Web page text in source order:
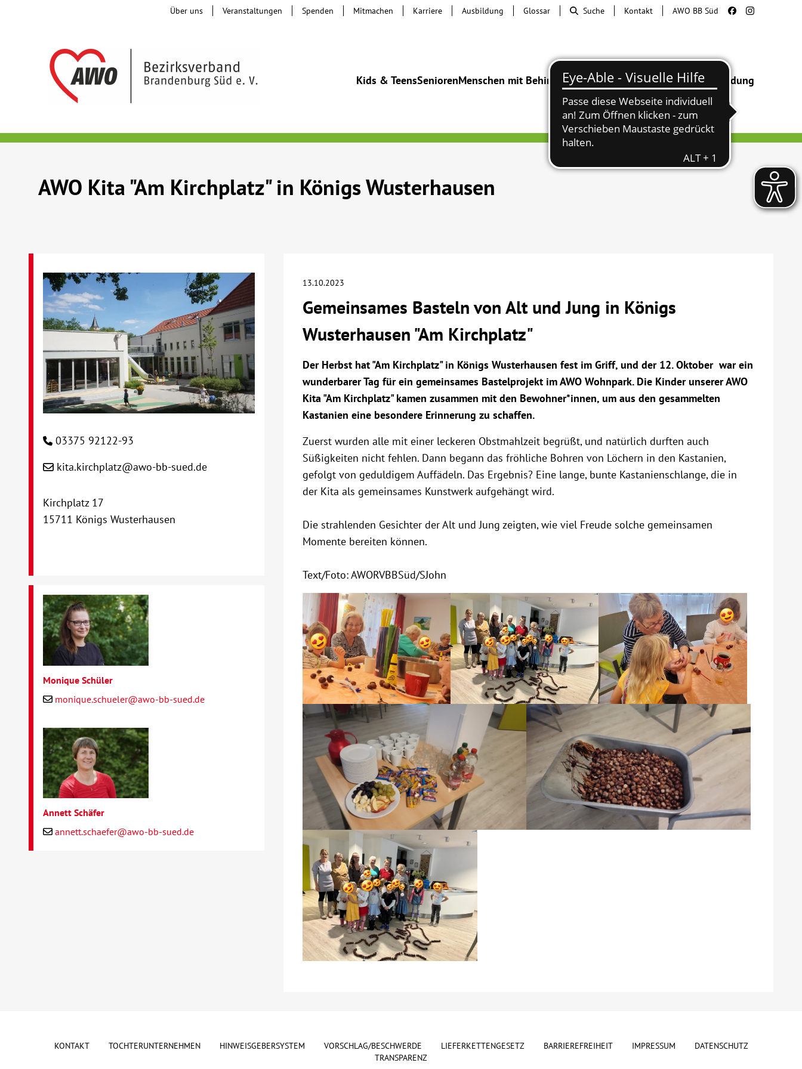
Kids & TeensSeniorenMenschen mit BehinderungBeratung & HilfeBegegnung Bildung
Über uns Veranstaltungen Spenden Mitmachen Karriere Ausbildung Glossar Suche Kontakt AWO BB Süd
AWO Kita "Am Kirchplatz" in Königs Wusterhausen
13.10.2023
Gemeinsames Basteln von Alt und Jung in Königs
Wusterhausen "Am Kirchplatz"
Der Herbst hat "Am Kirchplatz" in Königs Wusterhausen fest im Griff, und der 12. Oktober war ein
wunderbarer Tag für ein gemeinsames Bastelprojekt im AWO Wohnpark. Die Kinder unserer AWO
Kita "Am Kirchplatz" kamen zusammen mit den Bewohner*innen, um aus den gesammelten
Kastanien eine besondere Erinnerung zu schaffen.
Zuerst wurden alle mit einer leckeren Obstmahlzeit begrüßt, und natürlich durften auch
Süßigkeiten nicht fehlen. Dann begann das fröhliche Bohren von Löchern in den Kastanien,
gefolgt von geduldigem Auffädeln. Das Ergebnis? Eine lange, bunte Kastanienschlange, die in
der Kita als gemeinsames Kunstwerk aufgehängt wird.
Die strahlenden Gesichter der Alt und Jung zeigten, wie viel Freude solche gemeinsamen
Momente bereiten können.
Text/Foto: AWORVBBSüd/SJohn
03375 92122-93
kita.kirchplatz@awo-bb-sued.de
Kirchplatz 17
15711 Königs Wusterhausen
Monique Schüler
monique.schueler@awo-bb-sued.de
Annett Schäfer
annett.schaefer@awo-bb-sued.de
KONTAKT TOCHTERUNTERNEHMEN HINWEISGEBERSYSTEM VORSCHLAG/BESCHWERDE LIEFERKETTENGESETZ BARRIEREFREIHEIT IMPRESSUM
DATENSCHUTZ
TRANSPARENZ